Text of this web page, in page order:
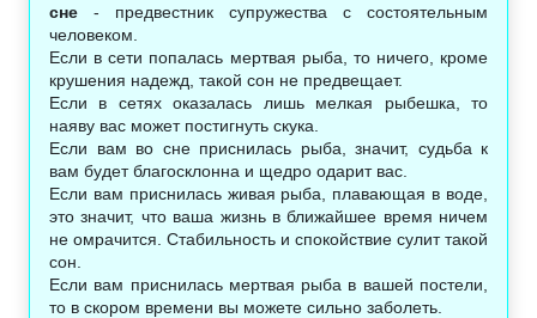
сне - предвестник супружества с состоятельным
человеком.
Если в сети попалась мертвая рыба, то ничего, кроме
крушения надежд, такой сон не предвещает.
Если в сетях оказалась лишь мелкая рыбешка, то
наяву вас может постигнуть скука.
Если вам во сне приснилась рыба, значит, судьба к
вам будет благосклонна и щедро одарит вас.
Если вам приснилась живая рыба, плавающая в воде,
это значит, что ваша жизнь в ближайшее время ничем
не омрачится. Стабильность и спокойствие сулит такой
сон.
Если вам приснилась мертвая рыба в вашей постели,
то в скором времени вы можете сильно заболеть.